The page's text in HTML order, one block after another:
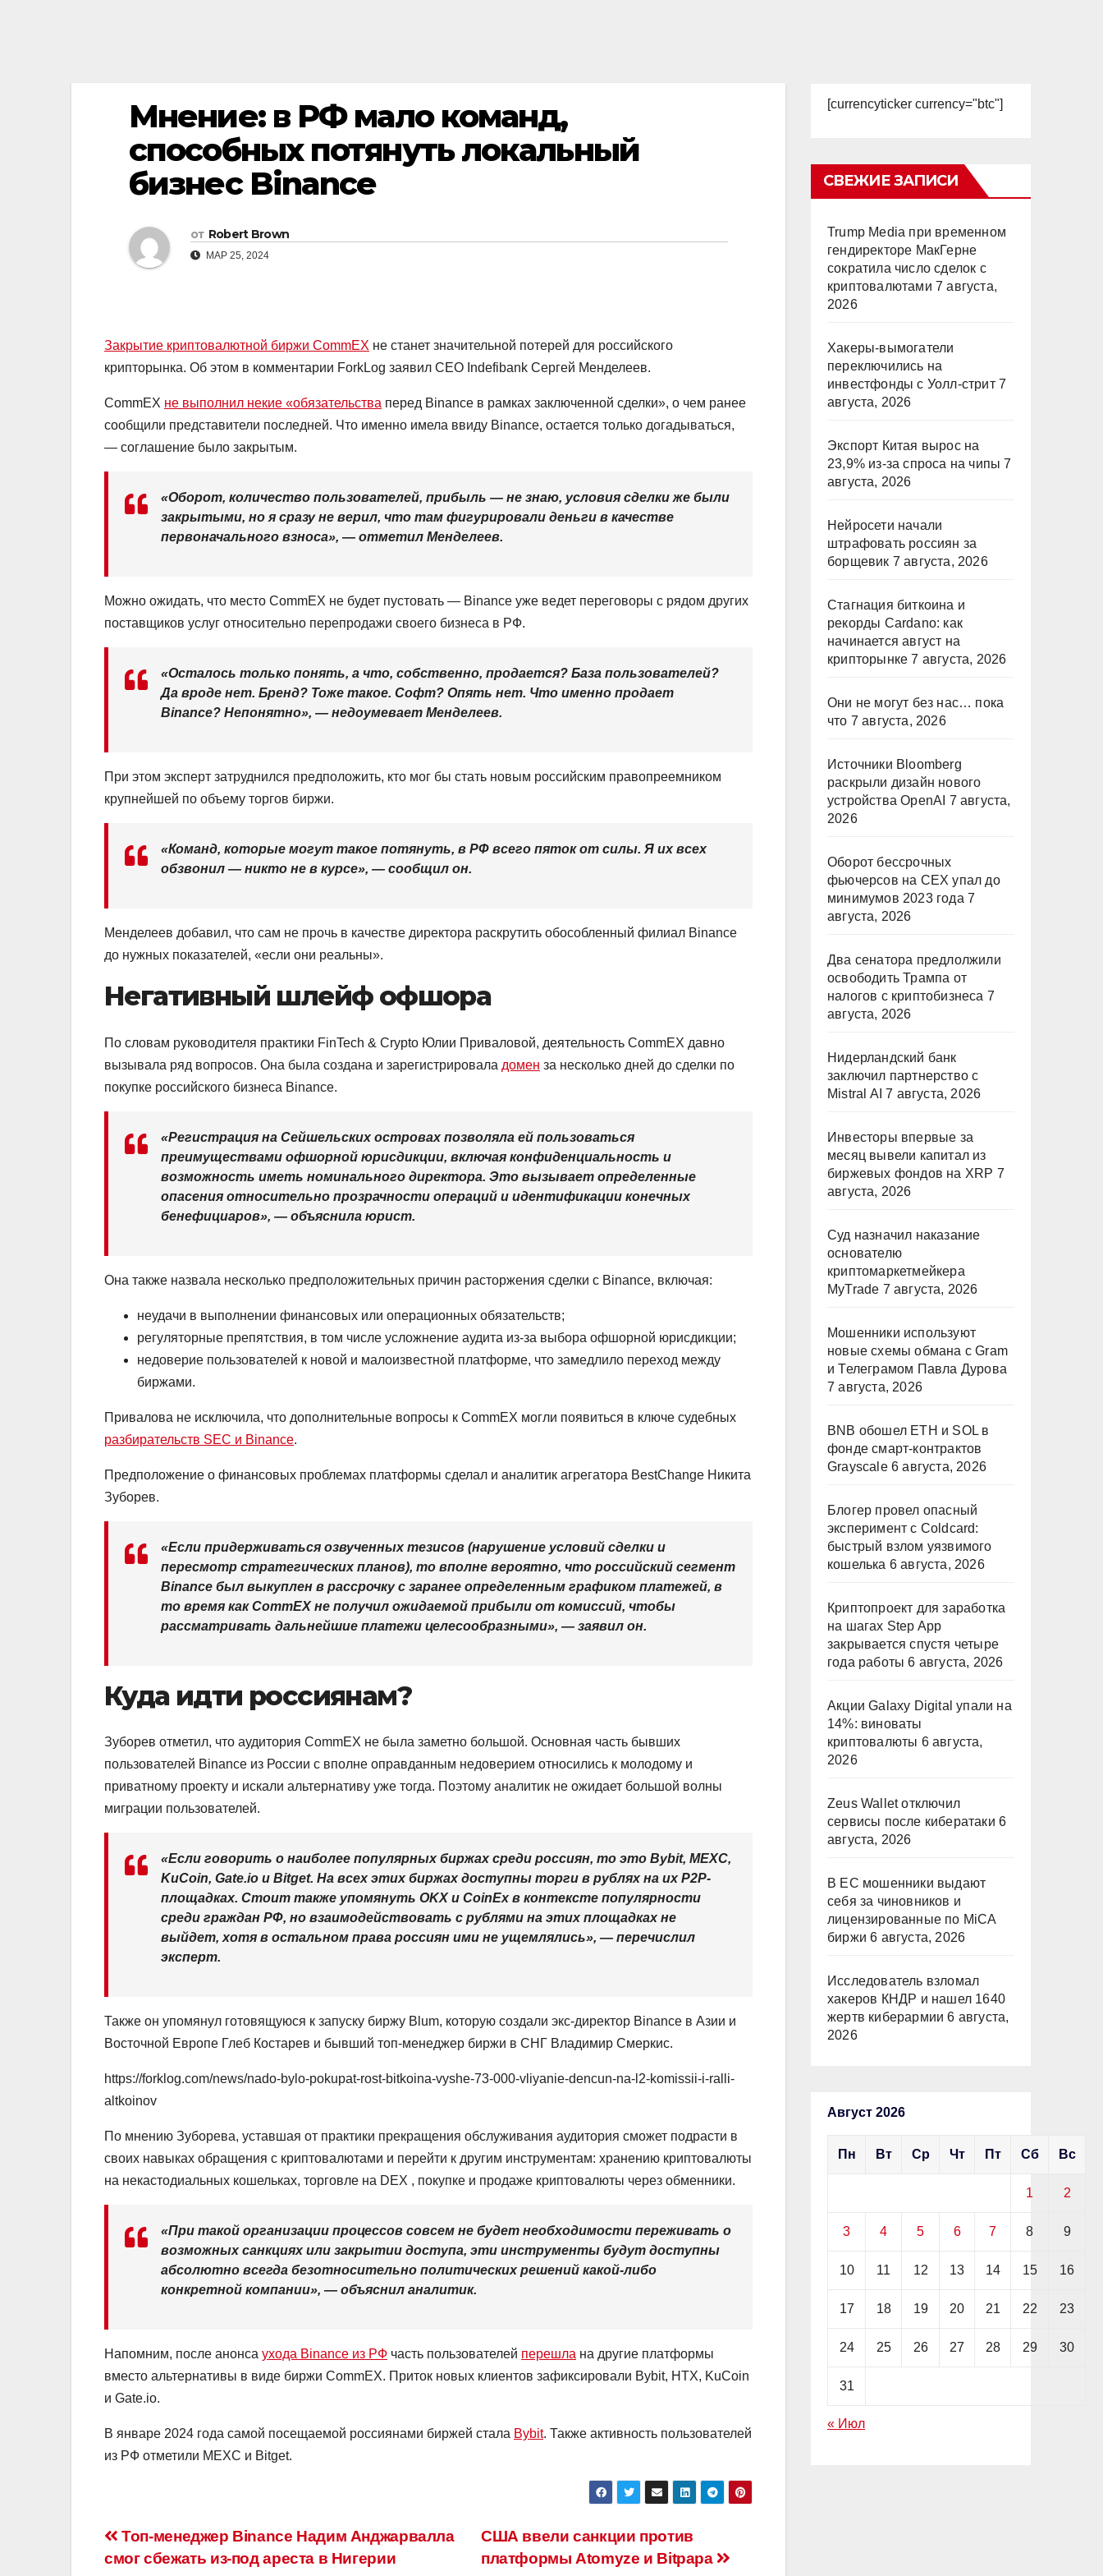
Мнение: в РФ мало команд,
способных потянуть локальный
бизнес Binance
от Robert Brown
МАР 25, 2024
Закрытие криптовалютной биржи CommEX не станет значительной потерей для российского
крипторынка. Об этом в комментарии ForkLog заявил CEO Indefibank Сергей Менделеев.
CommEX не выполнил некие «обязательства перед Binance в рамках заключенной сделки», о чем ранее
сообщили представители последней. Что именно имела ввиду Binance, остается только догадываться,
— соглашение было закрытым.
«Оборот, количество пользователей, прибыль — не знаю, условия сделки же были
закрытыми, но я сразу не верил, что там фигурировали деньги в качестве
первоначального взноса», — отметил Менделеев.
Можно ожидать, что место CommEX не будет пустовать — Binance уже ведет переговоры с рядом других
поставщиков услуг относительно перепродажи своего бизнеса в РФ.
«Осталось только понять, а что, собственно, продается? База пользователей?
Да вроде нет. Бренд? Тоже такое. Софт? Опять нет. Что именно продает
Binance? Непонятно», — недоумевает Менделеев.
При этом эксперт затруднился предположить, кто мог бы стать новым российским правопреемником
крупнейшей по объему торгов биржи.
«Команд, которые могут такое потянуть, в РФ всего пяток от силы. Я их всех
обзвонил — никто не в курсе», — сообщил он.
Менделеев добавил, что сам не прочь в качестве директора раскрутить обособленный филиал Binance
до нужных показателей, «если они реальны».
Негативный шлейф офшора
По словам руководителя практики FinTech & Crypto Юлии Приваловой, деятельность CommEX давно
вызывала ряд вопросов. Она была создана и зарегистрировала домен за несколько дней до сделки по
покупке российского бизнеса Binance.
«Регистрация на Сейшельских островах позволяла ей пользоваться
преимуществами офшорной юрисдикции, включая конфиденциальность и
возможность иметь номинального директора. Это вызывает определенные
опасения относительно прозрачности операций и идентификации конечных
бенефициаров», — объяснила юрист.
Она также назвала несколько предположительных причин расторжения сделки с Binance, включая:
неудачи в выполнении финансовых или операционных обязательств;
регуляторные препятствия, в том числе усложнение аудита из-за выбора офшорной юрисдикции;
недоверие пользователей к новой и малоизвестной платформе, что замедлило переход между
биржами.
Привалова не исключила, что дополнительные вопросы к CommEX могли появиться в ключе судебных
разбирательств SEC и Binance.
Предположение о финансовых проблемах платформы сделал и аналитик агрегатора BestChange Никита
Зуборев.
«Если придерживаться озвученных тезисов (нарушение условий сделки и
пересмотр стратегических планов), то вполне вероятно, что российский сегмент
Binance был выкуплен в рассрочку с заранее определенным графиком платежей, в
то время как CommEX не получил ожидаемой прибыли от комиссий, чтобы
рассматривать дальнейшие платежи целесообразными», — заявил он.
Куда идти россиянам?
Зуборев отметил, что аудитория CommEX не была заметно большой. Основная часть бывших
пользователей Binance из России с вполне оправданным недоверием относились к молодому и
приватному проекту и искали альтернативу уже тогда. Поэтому аналитик не ожидает большой волны
миграции пользователей.
«Если говорить о наиболее популярных биржах среди россиян, то это Bybit, MEXC,
KuCoin, Gate.io и Bitget. На всех этих биржах доступны торги в рублях на их P2P-
площадках. Стоит также упомянуть OKX и CoinEx в контексте популярности
среди граждан РФ, но взаимодействовать с рублями на этих площадках не
выйдет, хотя в остальном права россиян ими не ущемлялись», — перечислил
эксперт.
Также он упомянул готовящуюся к запуску биржу Blum, которую создали экс-директор Binance в Азии и
Восточной Европе Глеб Костарев и бывший топ-менеджер биржи в СНГ Владимир Смеркис.
https://forklog.com/news/nado-bylo-pokupat-rost-bitkoina-vyshe-73-000-vliyanie-dencun-na-l2-komissii-i-ralli-
altkoinov
По мнению Зуборева, уставшая от практики прекращения обслуживания аудитория сможет подрасти в
своих навыках обращения с криптовалютами и перейти к другим инструментам: хранению криптовалюты
на некастодиальных кошельках, торговле на DEX , покупке и продаже криптовалюты через обменники.
«При такой организации процессов совсем не будет необходимости переживать о
возможных санкциях или закрытии доступа, эти инструменты будут доступны
абсолютно всегда безотносительно политических решений какой-либо
конкретной компании», — объяснил аналитик.
Напомним, после анонса ухода Binance из РФ часть пользователей перешла на другие платформы
вместо альтернативы в виде биржи CommEX. Приток новых клиентов зафиксировали Bybit, HTX, KuCoin
и Gate.io.
В январе 2024 года самой посещаемой россиянами биржей стала Bybit. Также активность пользователей
из РФ отметили MEXC и Bitget.
Навигация
США ввели санкции против
платформы Atomyze и Bitpapa
Топ-менеджер Binance Надим Анджарвалла
смог сбежать из-под ареста в Нигерии
[currencyticker currency="btc"]
СВЕЖИЕ ЗАПИСИ
Trump Media при временном
гендиректоре МакГерне
сократила число сделок с
криптовалютами 7 августа,
2026
Хакеры-вымогатели
переключились на
инвестфонды с Уолл-стрит 7
августа, 2026
Экспорт Китая вырос на
23,9% из-за спроса на чипы 7
августа, 2026
Нейросети начали
штрафовать россиян за
борщевик 7 августа, 2026
Стагнация биткоина и
рекорды Cardano: как
начинается август на
крипторынке 7 августа, 2026
Они не могут без нас… пока
что 7 августа, 2026
Источники Bloomberg
раскрыли дизайн нового
устройства OpenAI 7 августа,
2026
Оборот бессрочных
фьючерсов на CEX упал до
минимумов 2023 года 7
августа, 2026
Два сенатора предлолжили
освободить Трампа от
налогов с криптобизнеса 7
августа, 2026
Нидерландский банк
заключил партнерство с
Mistral AI 7 августа, 2026
Инвесторы впервые за
месяц вывели капитал из
биржевых фондов на XRP 7
августа, 2026
Суд назначил наказание
основателю
криптомаркетмейкера
MyTrade 7 августа, 2026
Мошенники используют
новые схемы обмана с Gram
и Телеграмом Павла Дурова
7 августа, 2026
BNB обошел ETH и SOL в
фонде смарт-контрактов
Grayscale 6 августа, 2026
Блогер провел опасный
эксперимент с Coldcard:
быстрый взлом уязвимого
кошелька 6 августа, 2026
Криптопроект для заработка
на шагах Step App
закрывается спустя четыре
года работы 6 августа, 2026
Акции Galaxy Digital упали на
14%: виноваты
криптовалюты 6 августа,
2026
Zeus Wallet отключил
сервисы после кибератаки 6
августа, 2026
В ЕС мошенники выдают
себя за чиновников и
лицензированные по MiCA
биржи 6 августа, 2026
Исследователь взломал
хакеров КНДР и нашел 1640
жертв киберармии 6 августа,
2026
Август 2026
Пн Вт Ср Чт Пт Сб Вс
1 2
3 4 5 6 7 8 9
10 11 12 13 14 15 16
17 18 19 20 21 22 23
24 25 26 27 28 29 30
31
« Июл